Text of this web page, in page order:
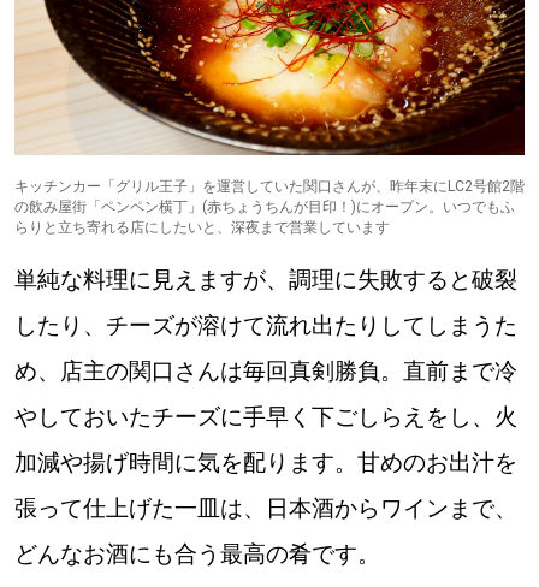
北海道で暮らす、あなたとつくる、
【いろんな価値観や生き方に触れたい】
Sitakke編集部 IKU 【まったり楽しみたい】
【暮らしの知恵を身につけたい】 札幌市
【札幌のお気に入りを見つけたい】
【道央のお気に入りを見つけたい】
【道北のお気に入りを見つけたい】
【道東のお気に入りを見つけたい】
キッチンカー「グリル王子」を運営していた関口さんが、昨年末にLC2号館2階
の飲み屋街「ペンペン横丁」(赤ちょうちんが目印！)にオープン。いつでもふ
らりと立ち寄れる店にしたいと、深夜まで営業しています
単純な料理に見えますが、調理に失敗すると破裂
したり、チーズが溶けて流れ出たりしてしまうた
め、店主の関口さんは毎回真剣勝負。直前まで冷
やしておいたチーズに手早く下ごしらえをし、火
加減や揚げ時間に気を配ります。甘めのお出汁を
張って仕上げた一皿は、日本酒からワインまで、
どんなお酒にも合う最高の肴です。